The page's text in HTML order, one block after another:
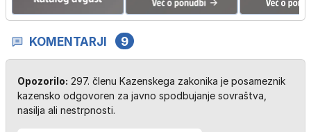
KOMENTARJI 9
Opozorilo: 297. členu Kazenskega zakonika je posameznik
kazensko odgovoren za javno spodbujanje sovraštva,
nasilja ali nestrpnosti.